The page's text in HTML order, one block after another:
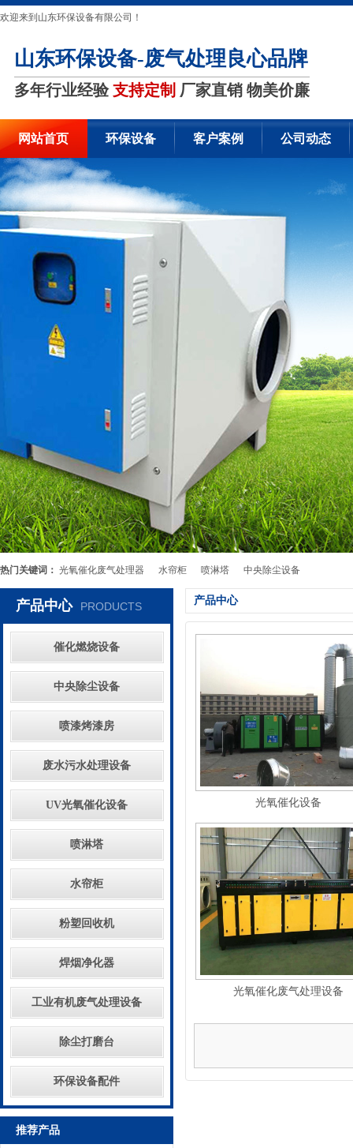
欢迎来到山东环保设备有限公司！
山东环保设备-废气处理良心品牌
多年行业经验支持定制 厂家直销 物美价廉
网站首页 环保设备 客户案例 公司动态
热门关键词： 光氧催化废气处理器 水帘柜 喷淋塔 中央除尘设备
产品中心 PRODUCTS
催化燃烧设备
中央除尘设备
喷漆烤漆房
废水污水处理设备
UV光氧催化设备
喷淋塔
水帘柜
粉塑回收机
焊烟净化器
工业有机废气处理设备
除尘打磨台
环保设备配件
推荐产品
产品中心
光氧催化设备
光氧催化废气处理设备